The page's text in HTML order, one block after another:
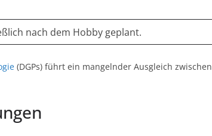
nach dem Hobby geplant.
(DGPs) führt ein mangelnder Ausgleich zwischen